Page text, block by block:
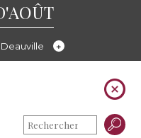
Deauville